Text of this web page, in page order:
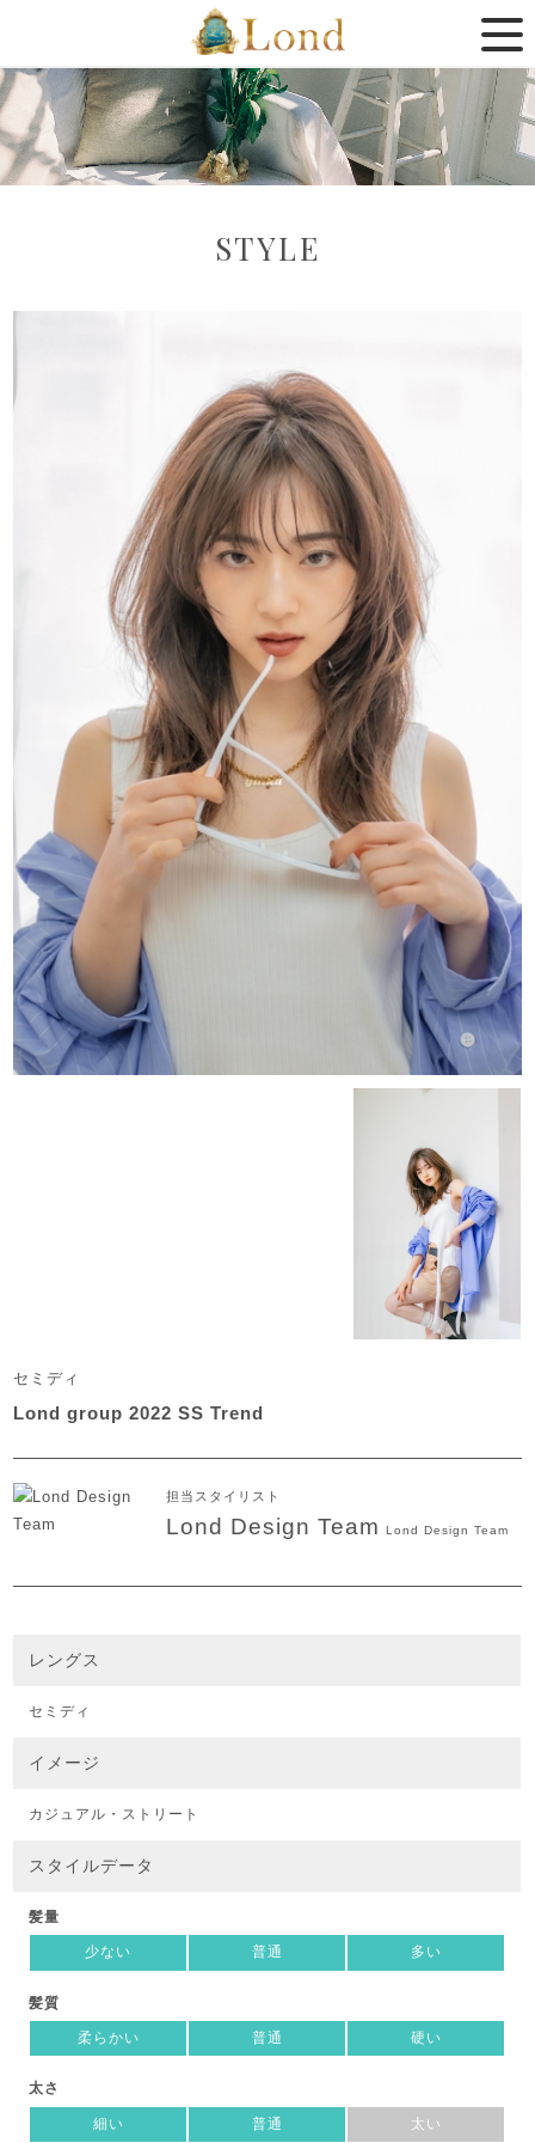
STYLE
セミディ
Lond group 2022 SS Trend
担当スタイリスト
Lond Design Team Lond Design Team
レングス
セミディ
イメージ
カジュアル・ストリート
スタイルデータ
髪量
少ない 普通 多い
髪質
柔らかい 普通 硬い
太さ
細い 普通 太い